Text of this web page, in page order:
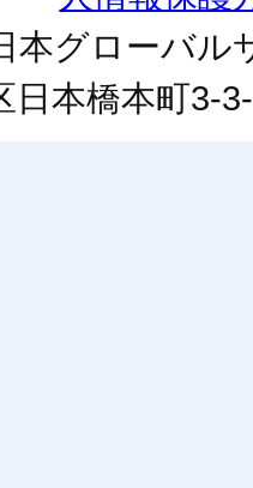
本グローバル
日本橋本町3-